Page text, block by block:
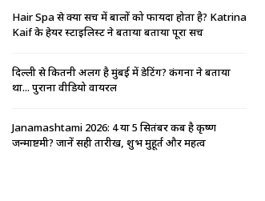
Hair Spa से क्या सच में बालों को फायदा होता है? Katrina
Kaif के हेयर स्टाइलिस्ट ने बताया बताया पूरा सच
दिल्ली से कितनी अलग है मुंबई में डेटिंग? कंगना ने बताया
था... पुराना वीडियो वायरल
Janamashtami 2026: 4 या 5 सितंबर कब है कृष्ण
जन्माष्टमी? जानें सही तारीख, शुभ मुहूर्त और महत्व